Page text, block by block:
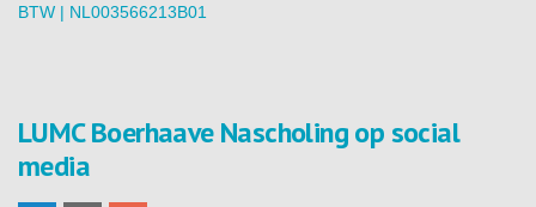
BTW | NL003566213B01
LUMC Boerhaave Nascholing op social
media